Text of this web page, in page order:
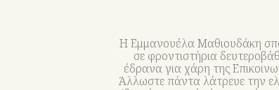
H Εμμανουέλα Μαθιουδάκη
σε φροντιστήρια
έδρανα για χάρη της
Άλλωστε πάντα λάτρευε την